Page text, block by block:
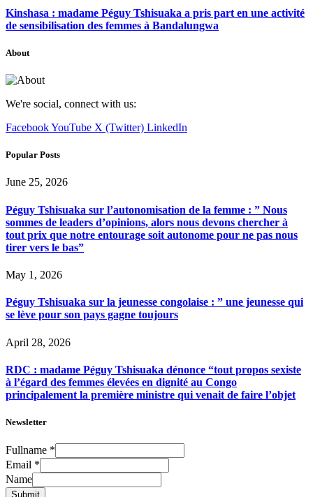
Kinshasa : madame Péguy Tshisuaka a pris part en une activité
de sensibilisation des femmes à Bandalungwa
About
We're social, connect with us:
FacebookYouTube X (Twitter) LinkedIn
Popular Posts
June 25, 2026
Péguy Tshisuaka sur l’autonomisation de la femme : ” Nous
sommes de leaders d’opinions, alors nous devons chercher à
tout prix que notre entourage soit autonome pour ne pas nous
tirer vers le bas”
May 1, 2026
Péguy Tshisuaka sur la jeunesse congolaise : ” une jeunesse qui
se lève pour son pays gagne toujours
April 28, 2026
RDC : madame Péguy Tshisuaka dénonce “tout propos sexiste
à l’égard des femmes élevées en dignité au Congo
principalement la première ministre qui venait de faire l’objet
Newsletter
Fullname *
Email *
Name
Submit